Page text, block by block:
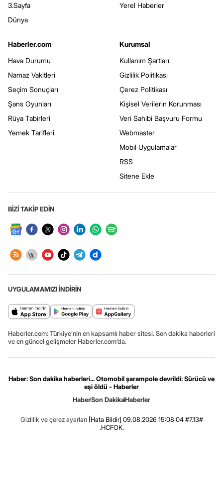
3.Sayfa
Dünya
Yerel Haberler
Haberler.com
Hava Durumu
Namaz Vakitleri
Seçim Sonuçları
Şans Oyunları
Rüya Tabirleri
Yemek Tarifleri
Kurumsal
Kullanım Şartları
Gizlilik Politikası
Çerez Politikası
Kişisel Verilerin Korunması
Veri Sahibi Başvuru Formu
Webmaster
Mobil Uygulamalar
RSS
Sitene Ekle
BİZİ TAKİP EDİN
UYGULAMAMIZI İNDİRİN
Haberler.com: Türkiye’nin en kapsamlı haber sitesi. Son dakika haberleri
ve en güncel gelişmeler Haberler.com’da.
Haber: Son dakika haberleri... Otomobil şarampole devrildi: Sürücü ve
eşi öldü - Haberler
HaberSon DakikaHaberler
Gizlilik ve çerez ayarları [Hata Bildir] 09.08.2026 15:08:04 #7.13#
.HCFOK.